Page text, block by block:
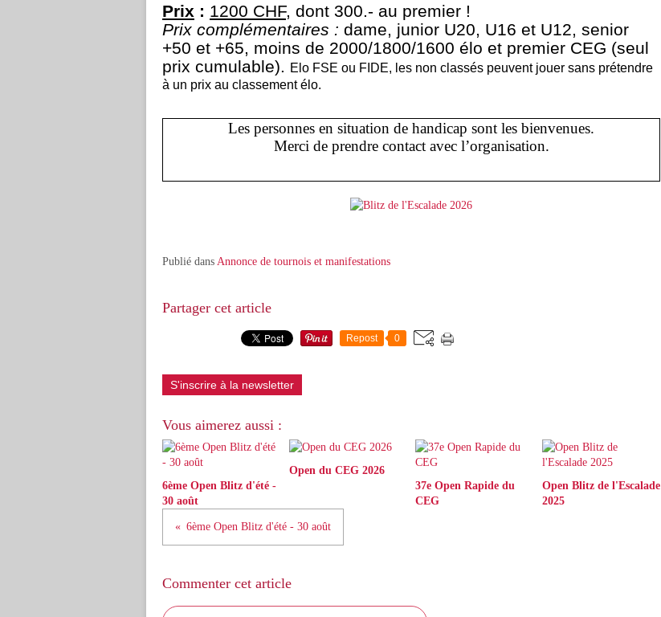
Prix : 1200 CHF, dont 300.- au premier !
Prix complémentaires : dame, junior U20, U16 et U12, senior
+50 et +65, moins de 2000/1800/1600 élo et premier CEG (seul
prix cumulable). Elo FSE ou FIDE, les non classés peuvent jouer sans prétendre
à un prix au classement élo.
Les personnes en situation de handicap sont les bienvenues.
Merci de prendre contact avec l’organisation.
Publié dans Annonce de tournois et manifestations
Partager cet article
Repost 0
S'inscrire à la newsletter
Vous aimerez aussi :
6ème Open Blitz d'été -
30 août
Open du CEG 2026
37e Open Rapide du
CEG
Open Blitz de l'Escalade
2025
6ème Open Blitz d'été - 30 août
Commenter cet article